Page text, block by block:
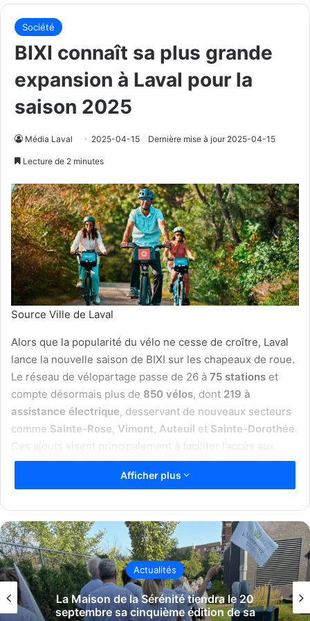
Société
BIXI connaît sa plus grande
expansion à Laval pour la
saison 2025
Média Laval 2025-04-15 Dernière mise à jour 2025-04-15
Lecture de 2 minutes
Source Ville de Laval
Alors que la popularité du vélo ne cesse de croître, Laval
lance la nouvelle saison de BIXI sur les chapeaux de roue.
Le réseau de vélopartage passe de 26 à 75 stations et
compte désormais plus de 850 vélos, dont 219 à
assistance électrique, desservant de nouveaux secteurs
comme Sainte-Rose, Vimont, Auteuil et Sainte-Dorothée.
Ces ajouts visent principalement à faciliter l’accès aux
transports collectifs et aux zones d’activités, permettant
un réseau plus connecté et davantage adapté aux besoins
« La popularité du vélo ne cesse de
Afficher plus
Société
La revitalisation du secteur Val-Martin
franchit une nouvelle étape avec l’annonce